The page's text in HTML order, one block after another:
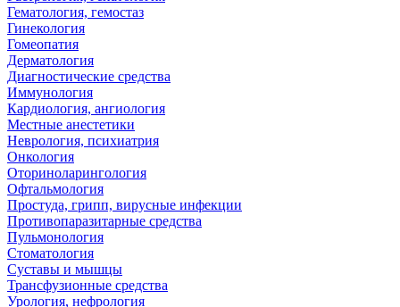
Гематология, гемостаз
Гинекология
Гомеопатия
Дерматология
Диагностические средства
Иммунология
Кардиология, ангиология
Местные анестетики
Неврология, психиатрия
Онкология
Оториноларингология
Офтальмология
Простуда, грипп, вирусные инфекции
Противопаразитарные средства
Пульмонология
Стоматология
Суставы и мышцы
Трансфузионные средства
Урология, нефрология